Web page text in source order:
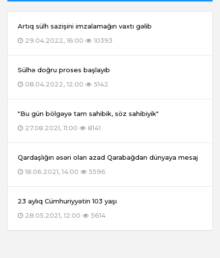
Artıq sülh sazişini imzalamağın vaxtı gəlib
29.04.2022, 16:00
10393
Sülhə doğru proses başlayıb
08.04.2022, 12:00
5142
"Bu gün bölgəyə tam sahibik, söz sahibiyik"
27.08.2021, 11:00
8141
Qardaşlığın əsəri olan azad Qarabağdan dünyaya mesaj
18.06.2021, 14:00
5596
23 aylıq Cümhuriyyətin 103 yaşı
28.05.2021, 12:00
5614